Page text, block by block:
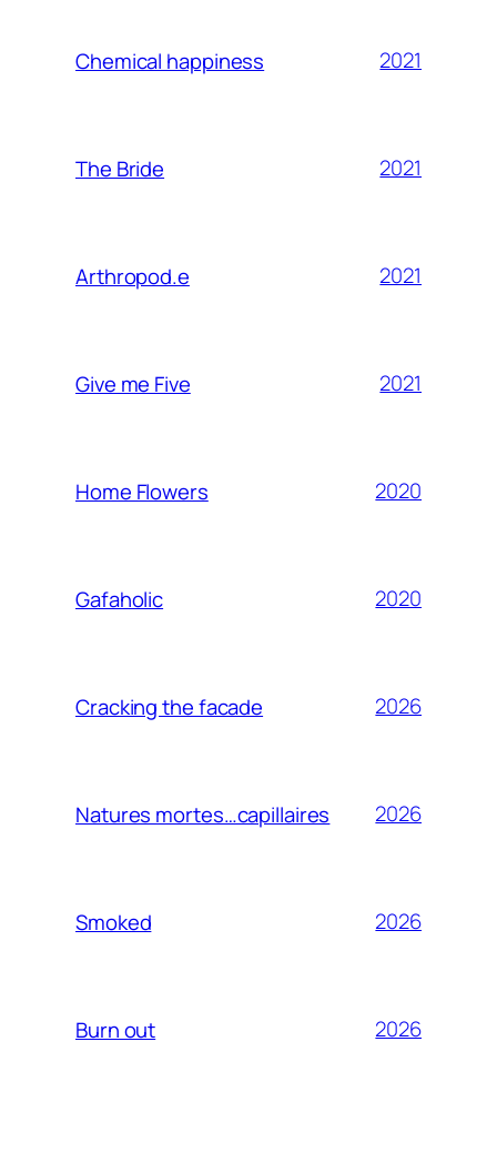
Chemical happiness 2021
The Bride 2021
Arthropod.e 2021
Give me Five 2021
Home Flowers 2020
Gafaholic 2020
Cracking the facade 2026
Natures mortes…capillaires 2026
Smoked 2026
Burn out 2026